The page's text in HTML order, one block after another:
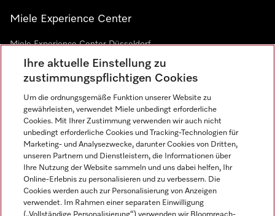
Miele Experience Center
Miele Experience Center Düsseldorf
Miele Experience Center Gütersloh
Newsletter
Ihre aktuelle Einstellung zu
zustimmungspflichtigen Cookies
Um die ordnungsgemäße Funktion unserer Website zu
gewährleisten, verwendet Miele unbedingt erforderliche
Cookies. Mit Ihrer Zustimmung verwenden wir auch nicht
unbedingt erforderliche Cookies und Tracking-Technologien für
Marketing- und Analysezwecke, darunter Cookies von Dritten,
unseren Partnern und Dienstleistern, die Informationen über
Ihre Nutzung der Website sammeln und uns dabei helfen, Ihr
Online-Erlebnis zu personalisieren und zu verbessern. Die
Cookies werden auch zur Personalisierung von Anzeigen
verwendet. Im Rahmen einer separaten Einwilligung